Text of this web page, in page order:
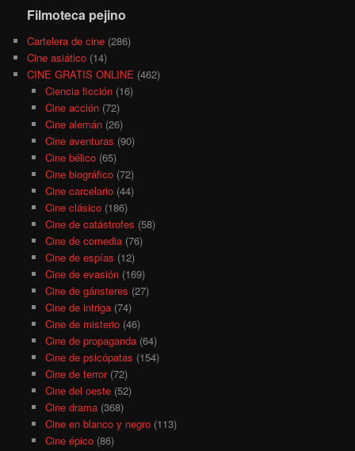
Filmoteca pejino
Cartelera de cine (286)
Cine asiático (14)
CINE GRATIS ONLINE (462)
Ciencia ficción(16)
Cine acción(72)
Cine alemán(26)
Cine aventuras (90)
Cine bélico(65)
Cine biográfico(72)
Cine carcelario(44)
Cine clásico(186)
Cine de catástrofes (58)
Cine de comedia(76)
Cine de espías (12)
Cine de evasión(169)
Cine de gánsteres (27)
Cine de intriga(74)
Cine de misterio(46)
Cine de propaganda(64)
Cine de psicópatas (154)
Cine de terror(72)
Cine del oeste(52)
Cine drama(368)
Cine en blanco y negro(113)
Cine épico(86)